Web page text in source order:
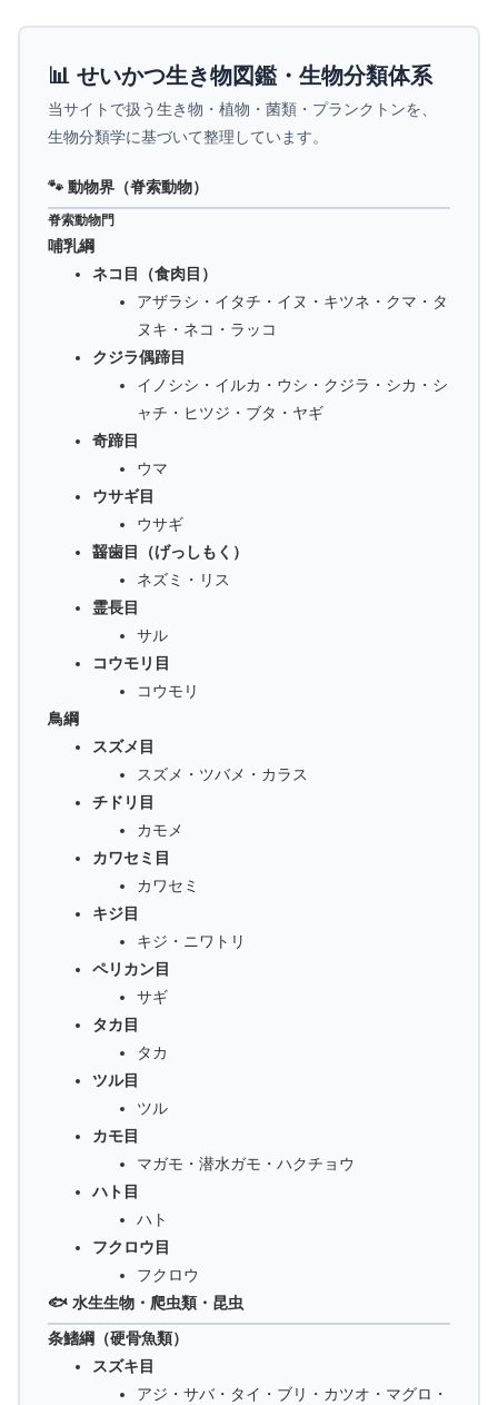
📊 せいかつ生き物図鑑・生物分類体系
当サイトで扱う生き物・植物・菌類・プランクトンを、
生物分類学に基づいて整理しています。
🐾 動物界（脊索動物）
脊索動物門
哺乳綱
ネコ目（食肉目）
アザラシ・イタチ・イヌ・キツネ・クマ・タ
ヌキ・ネコ・ラッコ
クジラ偶蹄目
イノシシ・イルカ・ウシ・クジラ・シカ・シ
ャチ・ヒツジ・ブタ・ヤギ
奇蹄目
ウマ
ウサギ目
ウサギ
齧歯目（げっしもく）
ネズミ・リス
霊長目
サル
コウモリ目
コウモリ
鳥綱
スズメ目
スズメ・ツバメ・カラス
チドリ目
カモメ
カワセミ目
カワセミ
キジ目
キジ・ニワトリ
ペリカン目
サギ
タカ目
タカ
ツル目
ツル
カモ目
マガモ・潜水ガモ・ハクチョウ
ハト目
ハト
フクロウ目
フクロウ
🐟 水生生物・爬虫類・昆虫
条鰭綱（硬骨魚類）
スズキ目
アジ・サバ・タイ・ブリ・カツオ・マグロ・